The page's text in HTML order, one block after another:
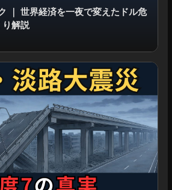
｜ 世界経済を一夜で変えたドル危
り解説